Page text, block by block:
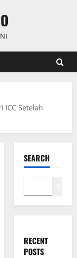
Setelah
SEARCH
RECENT
POSTS